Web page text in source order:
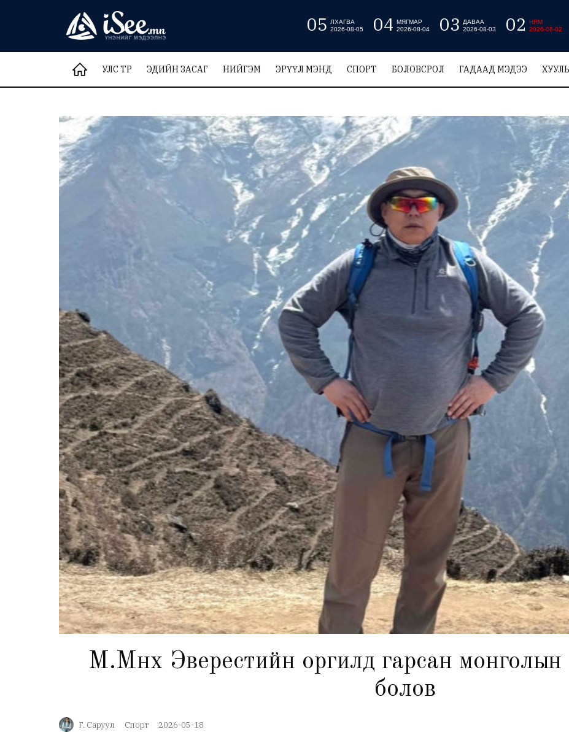
05
ЛХАГВА
2026-08-05
04 МЯГМАР
2026-08-04
03
ДАВАА
2026-08-03
02
НЯМ
2026-08-02
УЛС ТӨР ЭДИЙН ЗАСАГ НИЙГЭМ ЭРҮҮЛ МЭНД СПОРТ БОЛОВСРОЛ ГАДААД МЭДЭЭ ХУУЛЬ
М.Мөнхөө Эверестийн оргилд гарсан
болов
Г. Саруул Спорт 2026-05-18